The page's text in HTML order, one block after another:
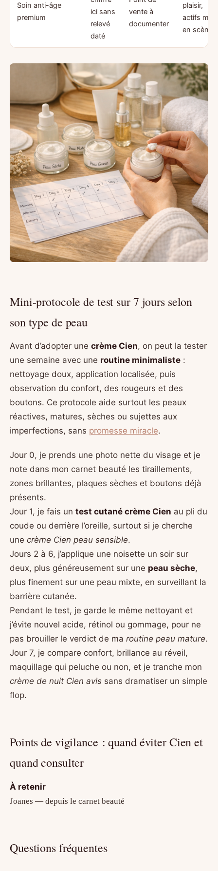
Soin anti-âge
premium
ici sans
relevé
daté
vente à
documenter
plaisir,
actifs mis
en scène
Mini-protocole de test sur 7 jours selon
son type de peau
Avant d’adopter une crème Cien, on peut la tester
une semaine avec une routine minimaliste :
nettoyage doux, application localisée, puis
observation du confort, des rougeurs et des
boutons. Ce protocole aide surtout les peaux
réactives, matures, sèches ou sujettes aux
imperfections, sans promesse miracle.
Jour 0, je prends une photo nette du visage et je
note dans mon carnet beauté les tiraillements,
zones brillantes, plaques sèches et boutons déjà
présents.
Jour 1, je fais un test cutané crème Cien au pli du
coude ou derrière l’oreille, surtout si je cherche
une crème Cien peau sensible.
Jours 2 à 6, j’applique une noisette un soir sur
deux, plus généreusement sur une peau sèche,
plus finement sur une peau mixte, en surveillant la
barrière cutanée.
Pendant le test, je garde le même nettoyant et
j’évite nouvel acide, rétinol ou gommage, pour ne
pas brouiller le verdict de ma routine peau mature.
Jour 7, je compare confort, brillance au réveil,
maquillage qui peluche ou non, et je tranche mon
crème de nuit Cien avis sans dramatiser un simple
flop.
Points de vigilance : quand éviter Cien et
quand consulter
À retenir
Joanes — depuis le carnet beauté
Questions fréquentes